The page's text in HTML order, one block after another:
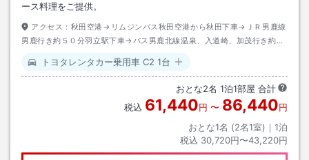
ース料理をご提供。
アクセス： 秋田空港→リムジンバス秋田空港から秋田下車→ＪＲ男鹿線
男鹿行き約５０分羽立駅下車→バス男鹿北線温泉、入道崎、加茂行き約４
トヨタレンタカー乗用車 C2 1台
おとな2名 1泊1部屋 合計
税込 61,440円 〜 86,440円
おとな1名 (2名1室)｜ 1泊
税込 30,720円〜43,220円